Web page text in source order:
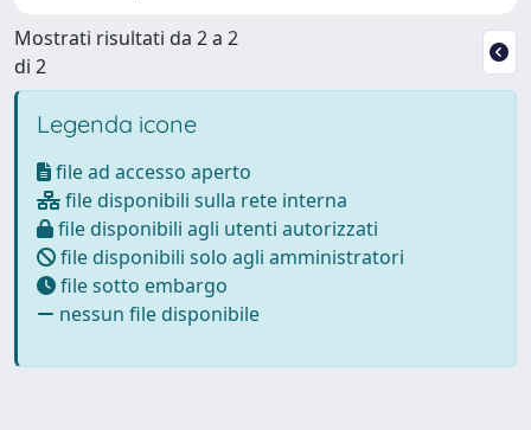
Mostrati risultati da 2 a 2
di 2
Legenda icone
file ad accesso aperto
file disponibili sulla rete interna
file disponibili agli utenti autorizzati
file disponibili solo agli amministratori
file sotto embargo
nessun file disponibile